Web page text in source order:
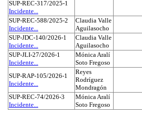
SUP-REC-317/2025-1
Incidente...
SUP-REC-588/2025-2
Incidente...
Claudia Valle
Aguilasocho
SUP-JDC-140/2026-1
Incidente...
Claudia Valle
Aguilasocho
SUP-JLI-27/2026-1
Incidente...
Mónica Aralí
Soto Fregoso
SUP-RAP-105/2026-1
Incidente...
Reyes
Rodríguez
Mondragón
SUP-REC-74/2026-3
Incidente...
Mónica Aralí
Soto Fregoso